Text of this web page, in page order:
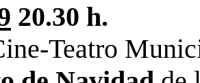
20.30 h.
Teatro